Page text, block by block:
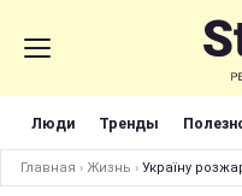
Люди Тренды
Главная › Жизнь › Україну